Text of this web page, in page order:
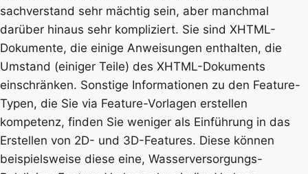
sachverstand sehr mächtig sein, aber manchmal
darüber hinaus sehr kompliziert. Sie sind XHTML-
Dokumente, die einige Anweisungen enthalten, die
Umstand (einiger Teile) des XHTML-Dokuments
einschränken. Sonstige Informationen zu den Feature-
Typen, die Sie via Feature-Vorlagen erstellen
kompetenz, finden Sie weniger als Einführung in das
Erstellen von 2D- und 3D-Features. Diese können
beispielsweise diese eine, Wasserversorgungs-